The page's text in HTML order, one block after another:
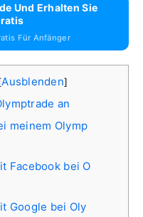
Und Erhalten Sie
Für Anfänger
Ausblenden]
an
meinem Olymp
Facebook bei O
Google bei Oly